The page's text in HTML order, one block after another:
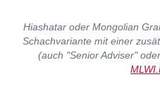
Hiashatar oder Mongolian
Schachvariante mit einer
(auch "Senior Adviser"